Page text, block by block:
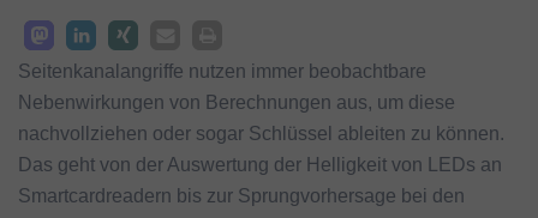
Seitenkanalangriffe nutzen immer beobachtbare
Nebenwirkungen von Berechnungen aus, um diese
nachvollziehen oder sogar Schlüssel ableiten zu können.
Das geht von der Auswertung der Helligkeit von LEDs an
Smartcardreadern bis zur Sprungvorhersage bei den